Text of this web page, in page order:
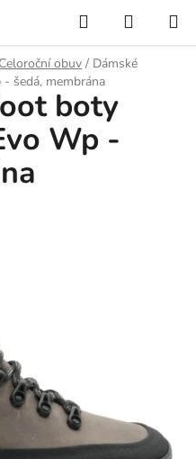
Hledat
KOŠÍK
Celoroční obuv / Dámské
šedá, membrána
boty
Wp -